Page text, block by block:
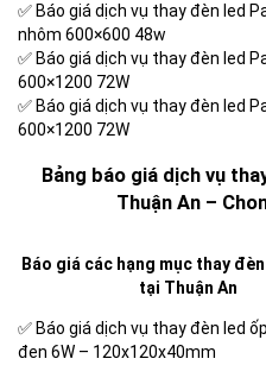
✅ Báo giá dịch vụ thay đèn led
nhôm 600×600 48w
✅ Báo giá dịch vụ thay đèn led
600×1200 72W
✅ Báo giá dịch vụ thay đèn led
600×1200 72W
Bảng báo giá dịch vụ
Thuận An –
Báo giá các hạng mục thay
tại Thuận An
✅ Báo giá dịch vụ thay đèn led
đen 6W – 120x120x40mm